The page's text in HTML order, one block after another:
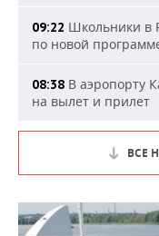
09:22 Школьники в
по новой
08:38 В аэропорту
на вылет и прилет
ВСЕ